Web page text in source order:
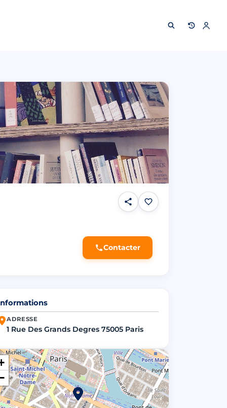
Contacter
ADRESSE
1 Rue Des Grands Degres 75005 Paris